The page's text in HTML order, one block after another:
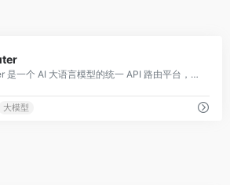
OpenRouter 是一个 AI 大语言模型的统一 API 路由平台，聚合了来自 OpenAI、Anthropic、Google、Meta、Mistral 等
大模型